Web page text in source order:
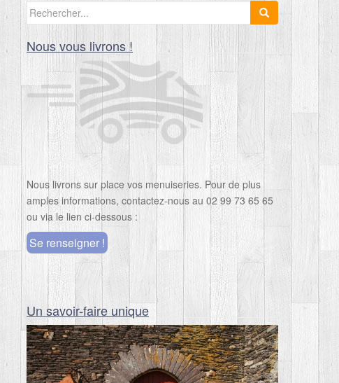
Search
for:
Nous vous livrons !
Nous livrons sur place vos menuiseries. Pour de plus
amples informations, contactez-nous au 02 99 73 65 65
ou via le lien ci-dessous :
Se renseigner !
Un savoir-faire unique